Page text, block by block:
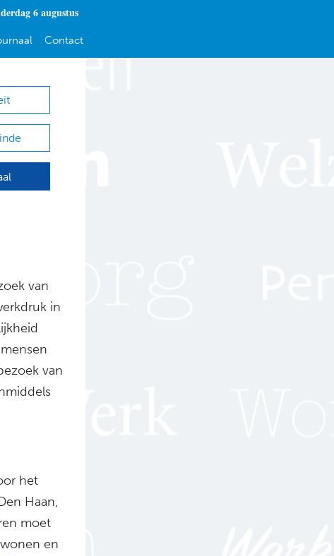
6 augustus
Contact
van
in
van
het
Haan,
moet
en